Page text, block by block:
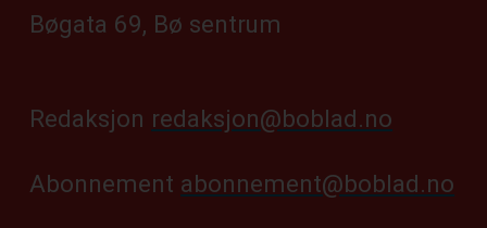
Bøgata 69, Bø sentrum
Redaksjon redaksjon@boblad.no
Abonnement abonnement@boblad.no